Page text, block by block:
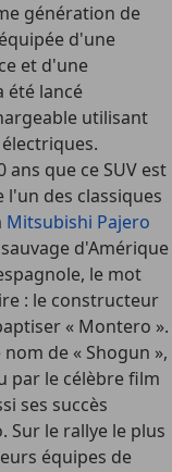
génération de
d'une
et d'une
été lancé
utilisant
ans que ce SUV est
des classiques
Mitsubishi Pajero
d'Amérique
le mot
: le constructeur
« Montero ».
de « Shogun »,
par le célèbre film
ses succès
le rallye le plus
équipes de